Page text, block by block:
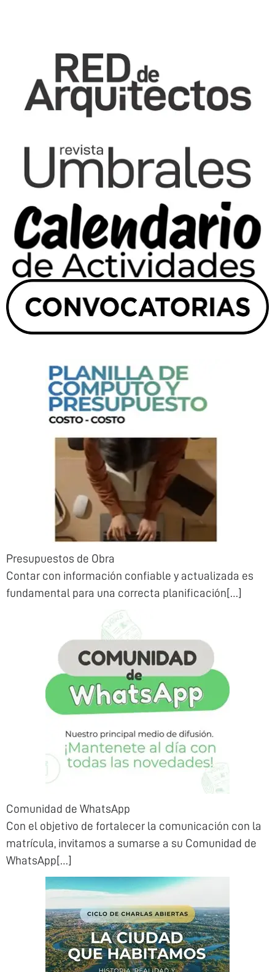
Presupuestos de Obra
Contar con información confiable y actualizada es
fundamental para una correcta planificación[…]
Comunidad de WhatsApp
Con el objetivo de fortalecer la comunicación con la
matrícula, invitamos a sumarse a su Comunidad de
WhatsApp[…]